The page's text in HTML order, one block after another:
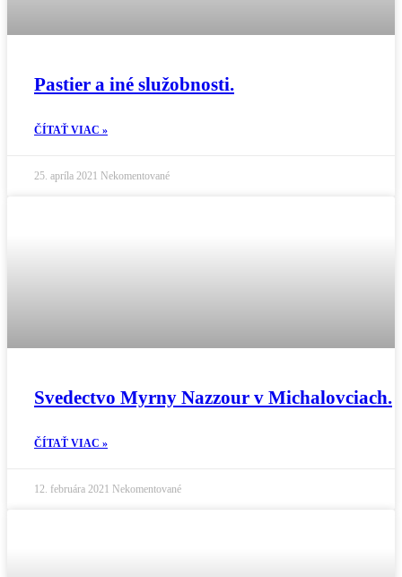
Pastier a iné služobnosti.
ČÍTAŤ VIAC »
25. apríla 2021 Nekomentované
Svedectvo Myrny Nazzour v Michalovciach.
ČÍTAŤ VIAC »
12. februára 2021 Nekomentované